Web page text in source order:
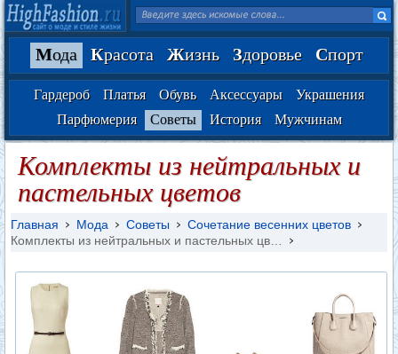
Мода Красота Жизнь Здоровье Спорт
Гардероб Платья Обувь Аксессуары
Украшения
Парфюмерия
Советы История Мужчинам
Комплекты из нейтральных и
пастельных цветов
Главная Мода Советы
Сочетание весенних цветов
Комплекты из нейтральных и пастельных цв…